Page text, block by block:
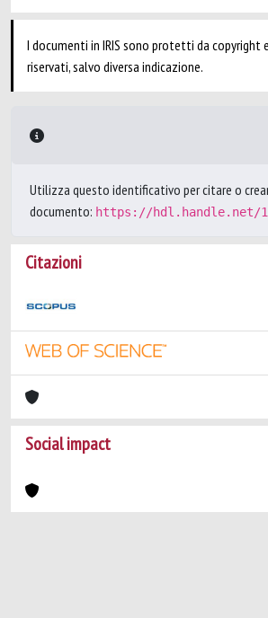
I documenti in IRIS sono protetti da
riservati, salvo diversa indicazione.
Utilizza questo identificativo per citare o
documento: https://hdl.handle.net/
Citazioni
Social impact